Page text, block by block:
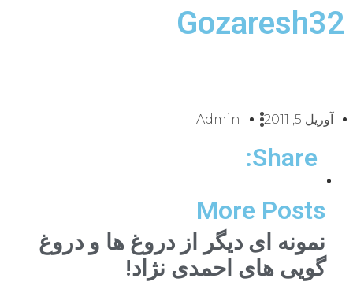
Gozaresh32
آوریل 5, 2011 Admin
Share:
More Posts
نمونه ای دیگر از دروغ ها و دروغ
گویی های احمدی نژاد!